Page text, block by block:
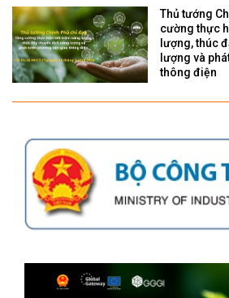
Thủ tướng
cường thực
lượng, thúc
lượng và
thông điện